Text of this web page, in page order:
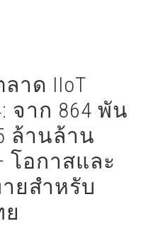
จาก 864 พัน
ล้านล้าน
โอกาสและ
ยสำหรับ
ย